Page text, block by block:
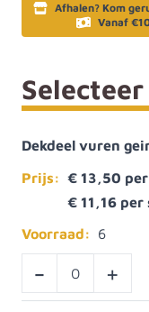
Afhalen? Kom
Vanaf
Dekdeel vuren
Prijs: € 13,50
€ 11,16
Voorraad:
6
- +